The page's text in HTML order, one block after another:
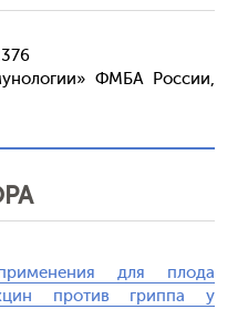
ФМБА России,
для плода
против гриппа у